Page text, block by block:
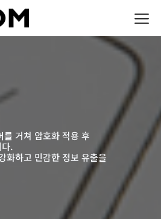
를 거쳐 암호화 적용 후
.
화하고 민감한 정보 유출을